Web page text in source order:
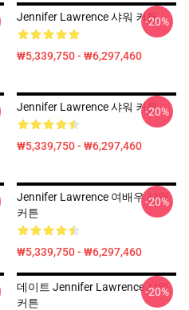
Jennifer Lawrence 샤워 커튼
₩5,339,750 - ₩6,297,460
-20%
Jennifer Lawrence 샤워 커튼
₩5,339,750 - ₩6,297,460
-20%
Jennifer Lawrence 여배우 샤워
커튼
₩5,339,750 - ₩6,297,460
-20%
데이트 Jennifer Lawrence 샤워
커튼
-20%